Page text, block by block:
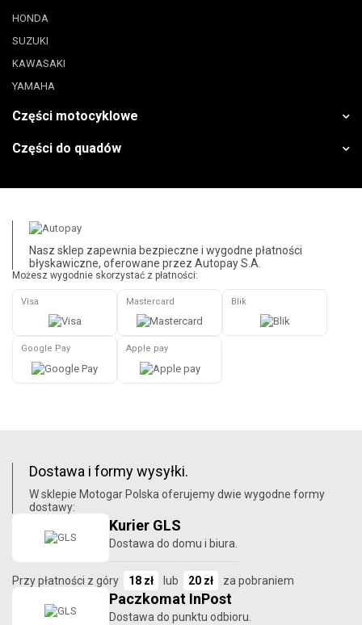
HONDA
SUZUKI
KAWASAKI
YAMAHA
Części motocyklowe
Części do quadów
Nasz sklep zapewnia bezpieczne i wygodne płatności
błyskawiczne, oferowane przez Autopay S.A.
Możesz wygodnie skorzystać z płatności:
Visa Mastercard Blik
Google Pay Apple pay
Dostawa i formy wysyłki.
W sklepie Motogar Polska oferujemy dwie wygodne formy
dostawy:
Kurier GLS
Dostawa do domu i biura.
Przy płatności z góry 18 zł lub 20 zł za pobraniem
Paczkomat InPost
Dostawa do punktu odbioru.